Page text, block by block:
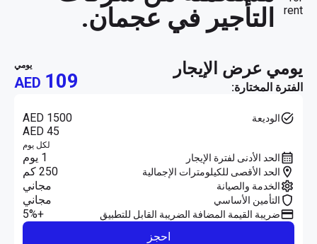
التأجير في عجمان.
يومي عرض الإيجار
الفترة المختارة:
يومي
AED 109
الوديعة
AED 1500
AED 45
لكل يوم
الحد الأدنى لفترة الإيجار 1 يوم
الحد الأقصى للكيلومترات الإجمالية 250 كم
الخدمة والصيانة مجاني
التأمين الأساسي مجاني
ضريبة القيمة المضافة الضريبة القابل للتطبيق
+5%
احجز